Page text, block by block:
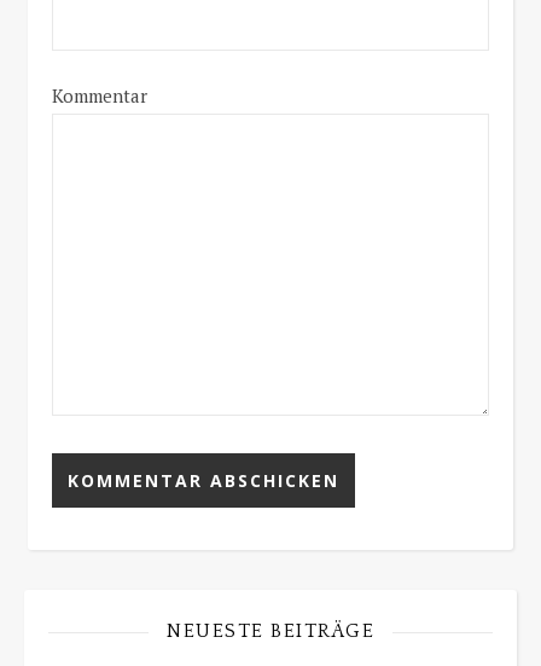
Kommentar
NEUESTE BEITRÄGE